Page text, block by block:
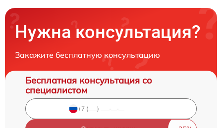
Нужна консультация?
Закажите бесплатную консультацию
Бесплатная консультация со
специалистом